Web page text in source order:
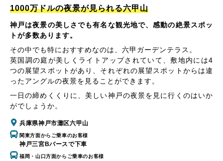
1000万ドルの夜景が見られる六甲山
神戸は夜景の美しさでも有名な観光地で、感動の絶景スポッ
トが多数あります。
その中でも特におすすめなのは、六甲ガーデンテラス。
英国調の庭が美しくライトアップされていて、敷地内には4
つの展望スポットがあり、それぞれの展望スポットからは違
ったアングルの夜景を見ることができます。
一日の締めくくりに、美しい神戸の夜景を見に行くのはいか
がでしょうか。
兵庫県神戸市灘区六甲山
関東方面からご乗車のお客様
神戸三宮Bバースで下車
福岡・山口方面からご乗車のお客様